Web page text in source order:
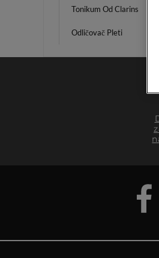
Tonikum Od Clarins
Odličovač Pleti